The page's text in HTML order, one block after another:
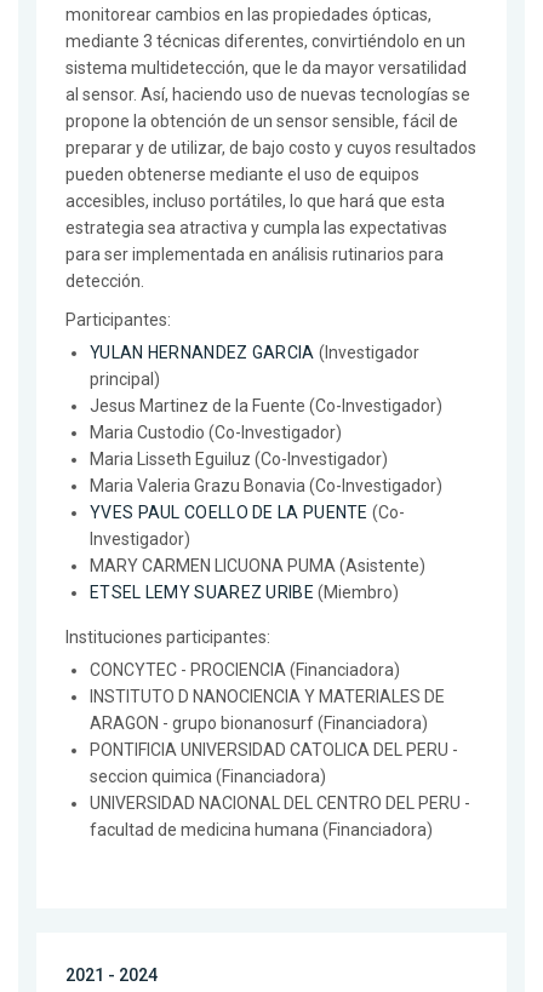
monitorear cambios en las propiedades ópticas,
mediante 3 técnicas diferentes, convirtiéndolo en un
sistema multidetección, que le da mayor versatilidad
al sensor. Así, haciendo uso de nuevas tecnologías se
propone la obtención de un sensor sensible, fácil de
preparar y de utilizar, de bajo costo y cuyos resultados
pueden obtenerse mediante el uso de equipos
accesibles, incluso portátiles, lo que hará que esta
estrategia sea atractiva y cumpla las expectativas
para ser implementada en análisis rutinarios para
detección.
Participantes:
YULAN HERNANDEZ GARCIA (Investigador
principal)
Jesus Martinez de la Fuente (Co-Investigador)
Maria Custodio (Co-Investigador)
Maria Lisseth Eguiluz (Co-Investigador)
Maria Valeria Grazu Bonavia (Co-Investigador)
YVES PAUL COELLO DE LA PUENTE (Co-
Investigador)
MARY CARMEN LICUONA PUMA (Asistente)
ETSEL LEMY SUAREZ URIBE (Miembro)
Instituciones participantes:
CONCYTEC - PROCIENCIA (Financiadora)
INSTITUTO D NANOCIENCIA Y MATERIALES DE
ARAGON - grupo bionanosurf (Financiadora)
PONTIFICIA UNIVERSIDAD CATOLICA DEL PERU -
seccion quimica (Financiadora)
UNIVERSIDAD NACIONAL DEL CENTRO DEL PERU -
facultad de medicina humana (Financiadora)
2021 - 2024